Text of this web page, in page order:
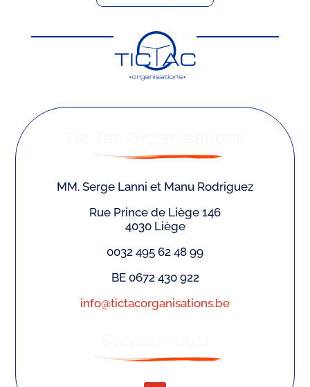
MM. Serge Lanni et Manu Rodriguez
Rue Prince de Liège 146
4030 Liège
0032 495 62 48 99
BE 0672 430 922
info@tictacorganisations.be